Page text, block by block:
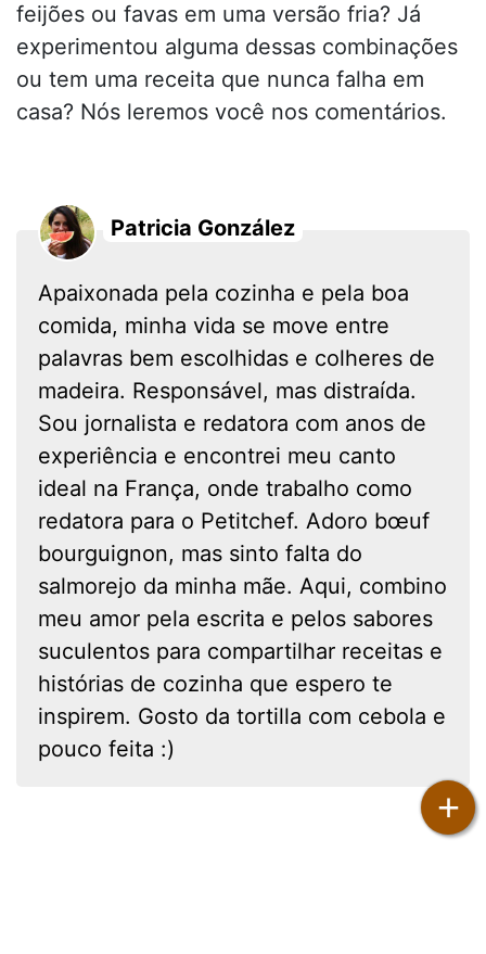
feijões ou favas em uma versão fria? Já
experimentou alguma dessas combinações
ou tem uma receita que nunca falha em
casa? Nós leremos você nos comentários.
Patricia González
Apaixonada pela cozinha e pela boa
comida, minha vida se move entre
palavras bem escolhidas e colheres de
madeira. Responsável, mas distraída.
Sou jornalista e redatora com anos de
experiência e encontrei meu canto
ideal na França, onde trabalho como
redatora para o Petitchef. Adoro bœuf
bourguignon, mas sinto falta do
salmorejo da minha mãe. Aqui, combino
meu amor pela escrita e pelos sabores
suculentos para compartilhar receitas e
histórias de cozinha que espero te
inspirem. Gosto da tortilla com cebola e
pouco feita :)
+